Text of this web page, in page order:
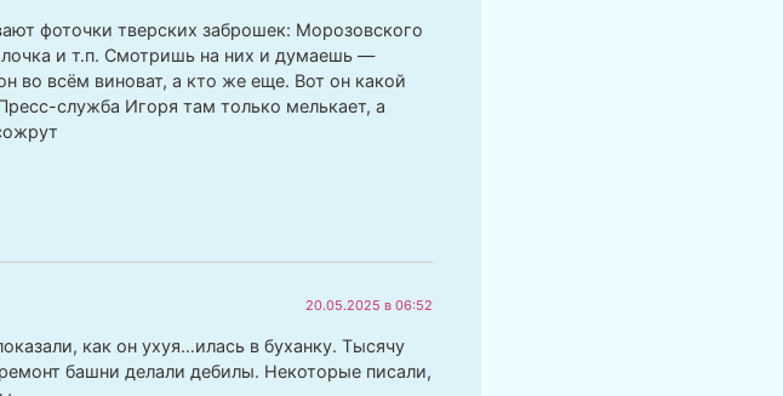
фоточки тверских заброшек: Морозовского
и т.п. Смотришь на них и думаешь —
во всём виноват, а кто же еще. Вот он какой
служба Игоря там только мелькает, а
20.05.2025 в 06:52
как он ухуя…илась в буханку. Тысячу
башни делали дебилы. Некоторые писали,